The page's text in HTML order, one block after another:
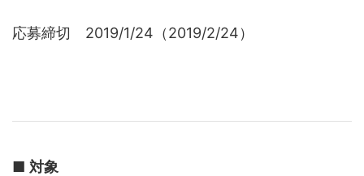
応募締切 2019/1/24（2019/2/24）
■ 対象